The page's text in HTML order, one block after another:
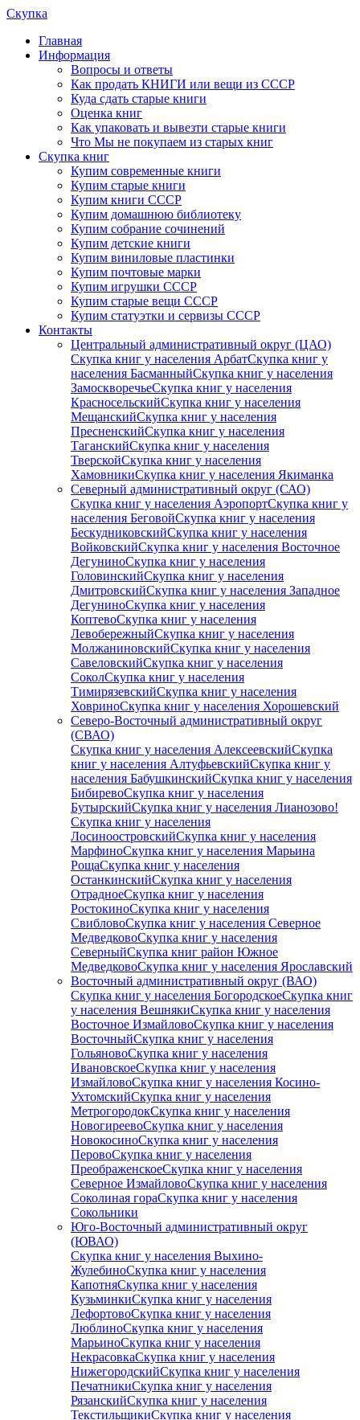
Скупка
Главная
Информация
Вопросы и ответы
Как продать КНИГИ или вещи из СССР
Куда сдать старые книги
Оценка книг
Как упаковать и вывезти старые книги
Что Мы не покупаем из старых книг
Скупка книг
Купим современные книги
Купим старые книги
Купим книги СССР
Купим домашнюю библиотеку
Купим собрание сочинений
Купим детские книги
Купим виниловые пластинки
Купим почтовые марки
Купим игрушки СССР
Купим старые вещи СССР
Купим статуэтки и сервизы СССР
Контакты
Центральный административный округ (ЦАО)
Скупка книг у населения АрбатСкупка книг у
населения БасманныйСкупка книг у населения
ЗамоскворечьеСкупка книг у населения
КрасносельскийСкупка книг у населения
МещанскийСкупка книг у населения
ПресненскийСкупка книг у населения
ТаганскийСкупка книг у населения
ТверскойСкупка книг у населения
ХамовникиСкупка книг у населения Якиманка
Северный административный округ (САО)
Скупка книг у населения АэропортСкупка книг у
населения БеговойСкупка книг у населения
БескудниковскийСкупка книг у населения
ВойковскийСкупка книг у населения Восточное
ДегуниноСкупка книг у населения
ГоловинскийСкупка книг у населения
ДмитровскийСкупка книг у населения Западное
ДегуниноСкупка книг у населения
КоптевоСкупка книг у населения
ЛевобережныйСкупка книг у населения
МолжаниновскийСкупка книг у населения
СавеловскийСкупка книг у населения
СоколСкупка книг у населения
ТимирязевскийСкупка книг у населения
ХовриноСкупка книг у населения Хорошевский
Северо-Восточный административный округ
(СВАО)
Скупка книг у населения АлексеевскийСкупка
книг у населения АлтуфьевскийСкупка книг у
населения БабушкинскийСкупка книг у населения
БибиревоСкупка книг у населения
БутырскийСкупка книг у населения Лианозово!
Скупка книг у населения
ЛосиноостровскийСкупка книг у населения
МарфиноСкупка книг у населения Марьина
РощаСкупка книг у населения
ОстанкинскийСкупка книг у населения
ОтрадноеСкупка книг у населения
РостокиноСкупка книг у населения
СвибловоСкупка книг у населения Северное
МедведковоСкупка книг у населения
СеверныйСкупка книг район Южное
МедведковоСкупка книг у населения Ярославский
Восточный административный округ (ВАО)
Скупка книг у населения БогородскоеСкупка книг
у населения ВешнякиСкупка книг у населения
Восточное ИзмайловоСкупка книг у населения
ВосточныйСкупка книг у населения
ГольяновоСкупка книг у населения
ИвановскоеСкупка книг у населения
ИзмайловоСкупка книг у населения Косино-
УхтомскийСкупка книг у населения
МетрогородокСкупка книг у населения
НовогиреевоСкупка книг у населения
НовокосиноСкупка книг у населения
ПеровоСкупка книг у населения
ПреображенскоеСкупка книг у населения
Северное ИзмайловоСкупка книг у населения
Соколиная гораСкупка книг у населения
Сокольники
Юго-Восточный административный округ
(ЮВАО)
Скупка книг у населения Выхино-
ЖулебиноСкупка книг у населения
КапотняСкупка книг у населения
КузьминкиСкупка книг у населения
ЛефортовоСкупка книг у населения
ЛюблиноСкупка книг у населения
МарьиноСкупка книг у населения
НекрасовкаСкупка книг у населения
НижегородскийСкупка книг у населения
ПечатникиСкупка книг у населения
РязанскийСкупка книг у населения
ТекстильщикиСкупка книг у населения